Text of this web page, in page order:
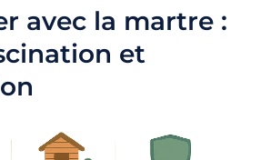
avec la martre :
et